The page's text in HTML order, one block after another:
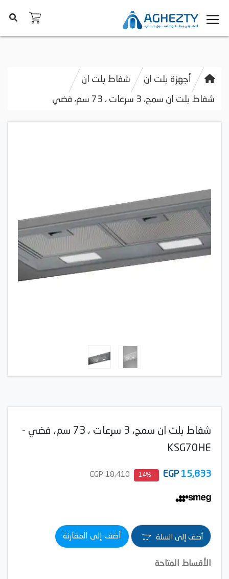
أجهزة بلت ان شفاط بلت ان
شفاط بلت ان سمج، 3 سرعات ، 73 سم، فضي
شفاط بلت ان سمج، 3 سرعات ، 73 سم، فضي -
KSG70HE
15,833
EGP
- 14%
18,410 EGP
أضف إلى السلة أضف إلى المقارنة
الأقساط المتاحة